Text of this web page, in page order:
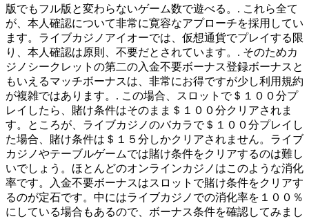
版でもフル版と変わらないゲーム数で遊べる。. これら全て
が、本人確認について非常に寛容なアプローチを採用してい
ます。ライブカジノアイオーでは、仮想通貨でプレイする限
り、本人確認は原則、不要だとされています。. そのためカ
ジノシークレットの第二の入金不要ボーナス登録ボーナスと
もいえるマッチボーナスは、非常にお得ですが少し利用規約
が複雑ではあります。. この場合、スロットで＄１００分プ
レイしたら、賭け条件はそのまま＄１００分クリアされま
す。ところが、ライブカジノのバカラで＄１００分プレイし
た場合、賭け条件は＄１５分しかクリアされません。ライブ
カジノやテーブルゲームでは賭け条件をクリアするのは難し
いでしょう。ほとんどのオンラインカジノはこのような消化
率です。入金不要ボーナスはスロットで賭け条件をクリアす
るのが定石です。中にはライブカジノでの消化率を１００％
にしている場合もあるので、ボーナス条件を確認してみまし